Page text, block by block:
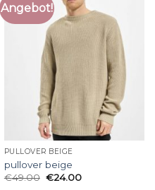
Angebot!
PULLOVER BEIGE
pullover beige
€49.00 €24.00